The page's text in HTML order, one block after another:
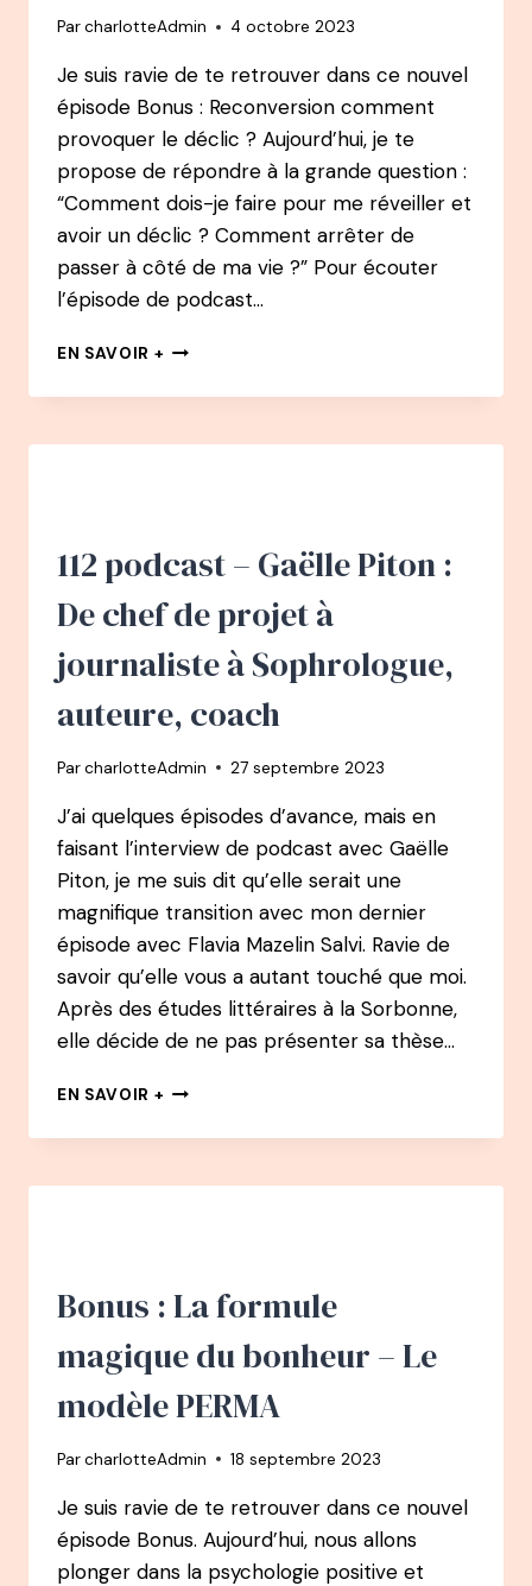
CHANGE
VIE
ET
CELLE
MILLIERS
DE
PERSONNES
ParcharlotteAdmin 4 octobre 2023
Je suis ravie de te retrouver dans ce nouvel
épisode Bonus : Reconversion comment
provoquer le déclic ? Aujourd’hui, je te
propose de répondre à la grande question :
“Comment dois-je faire pour me réveiller et
avoir un déclic ? Comment arrêter de
passer à côté de ma vie ?” Pour écouter
l’épisode de podcast…
EN SAVOIR + RECONVERSION
COMMENT
LE
?
ECLAIRAGE
112 podcast – Gaëlle Piton :
De chef de projet à
journaliste à Sophrologue,
auteure, coach
ParcharlotteAdmin 27 septembre 2023
J’ai quelques épisodes d’avance, mais en
faisant l’interview de podcast avec Gaëlle
Piton, je me suis dit qu’elle serait une
magnifique transition avec mon dernier
épisode avec Flavia Mazelin Salvi. Ravie de
savoir qu’elle vous a autant touché que moi.
Après des études littéraires à la Sorbonne,
elle décide de ne pas présenter sa thèse…
EN SAVOIR + 112
–
PITON
PROJET
JOURNALISTE
SOPHROLOGUE,
COACH
Bonus : La formule
magique du bonheur – Le
modèle PERMA
ParcharlotteAdmin 18 septembre 2023
Je suis ravie de te retrouver dans ce nouvel
épisode Bonus. Aujourd’hui, nous allons
plonger dans la psychologie positive et